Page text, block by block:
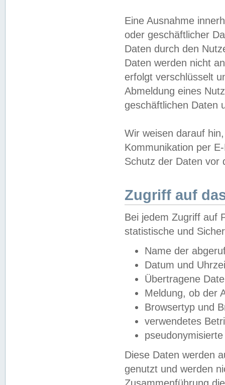
Eine Ausnahme
oder geschäftlicher
Daten durch den
Daten werden nicht
erfolgt verschlüsselt
Abmeldung eines
geschäftlichen Daten
Wir weisen darauf
Kommunikation per
Schutz der Daten vor
Zugriff auf
Bei jedem Zugriff auf
statistische und
Name der
Datum und
Übertragene
Meldung, ob der
Browsertyp und
verwendetes
Diese Daten werden
genutzt und werden